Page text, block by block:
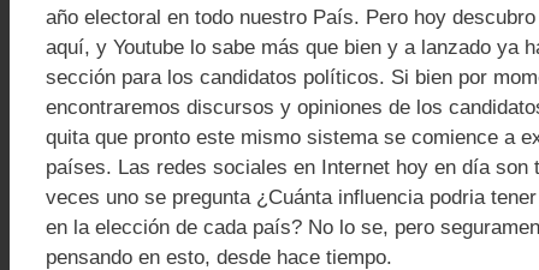
año electoral en todo nuestro País. Pero hoy
aquí, y Youtube lo sabe más que bien y a lanzado ya
sección para los candidatos políticos. Si bien por
encontraremos discursos y opiniones de los
quita que pronto este mismo sistema se comience a
países. Las redes sociales en Internet hoy en día son
veces uno se pregunta ¿Cuánta influencia podria
en la elección de cada país? No lo se, pero
pensando en esto, desde hace tiempo.